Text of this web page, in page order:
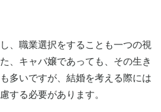
、職業選択をすることも一つの視
、キャバ嬢であっても、その生き
多いですが、結婚を考える際には
する必要があります。